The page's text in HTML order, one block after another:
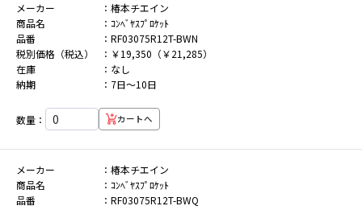
メーカー
椿本チエイン
商品名
ｺﾝﾍﾞﾔｽﾌﾟﾛｹｯﾄ
品番
RF03075R12T-BWN
税別価格（税込）
￥19,350（￥21,285）
在庫
なし
納期
7日～10日
数量： カートへ
メーカー
椿本チエイン
商品名
ｺﾝﾍﾞﾔｽﾌﾟﾛｹｯﾄ
品番
RF03075R12T-BWQ